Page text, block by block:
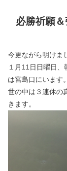
必勝祈願
今更ながら明けま
１月11日日曜日
は宮島口にいます。
世の中は３連休の
きます。